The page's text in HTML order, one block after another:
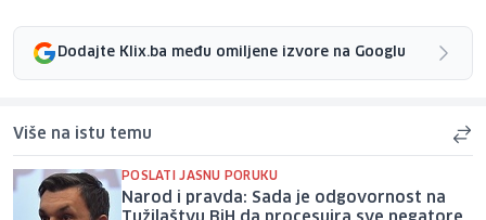
Dodajte Klix.ba među omiljene izvore na Googlu
Više na istu temu
POSLATI JASNU PORUKU
Narod i pravda: Sada je odgovornost na